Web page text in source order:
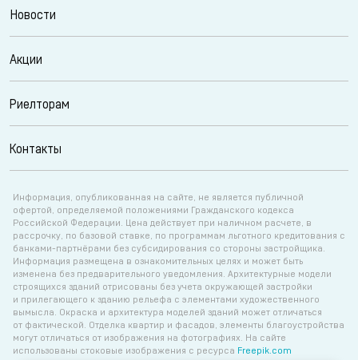
Новости
Акции
Риелторам
Контакты
Информация, опубликованная на сайте, не является публичной
офертой, определяемой положениями Гражданского кодекса
Российской Федерации. Цена действует при наличном расчете, в
рассрочку, по базовой ставке, по программам льготного кредитования с
банками-партнёрами без субсидирования со стороны застройщика.
Информация размещена в ознакомительных целях и может быть
изменена без предварительного уведомления. Архитектурные модели
строящихся зданий отрисованы без учета окружающей застройки
и прилегающего к зданию рельефа с элементами художественного
вымысла. Окраска и архитектура моделей зданий может отличаться
от фактической. Отделка квартир и фасадов, элементы благоустройства
могут отличаться от изображения на фотографиях. На сайте
использованы стоковые изображения с ресурса Freepik.com